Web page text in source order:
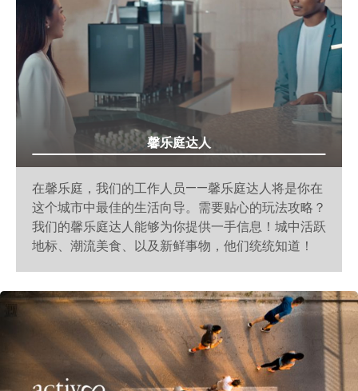
馨乐庭达人
在馨乐庭，我们的工作人员——馨乐庭达人将是你在
这个城市中最佳的生活向导。需要贴心的玩法攻略？
我们的馨乐庭达人能够为你提供一手信息！城中活跃
地标、潮流美食、以及新鲜事物，他们统统知道！